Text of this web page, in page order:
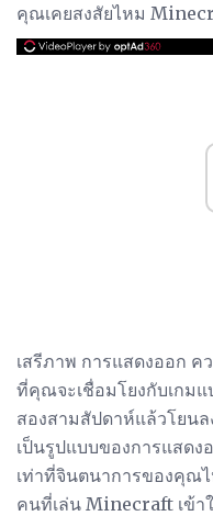
คุณเคยสงสัยไหม
เสรีภาพ การแสดงออก
ที่คุณจะเชื่อมโยงกับเกม
สองสามสัปดาห์แล้วโยน
เป็นรูปแบบของการแสด
เท่าที่จินตนาการของคุณไ
คนที่เล่น Minecraft เข้า